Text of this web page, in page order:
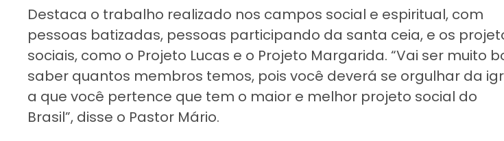
Destaca o trabalho realizado nos campos social e espiritual, com
pessoas batizadas, pessoas participando da santa ceia, e os
sociais, como o Projeto Lucas e o Projeto Margarida. “Vai ser muito
saber quantos membros temos, pois você deverá se orgulhar da
a que você pertence que tem o maior e melhor projeto social do
Brasil”, disse o Pastor Mário.